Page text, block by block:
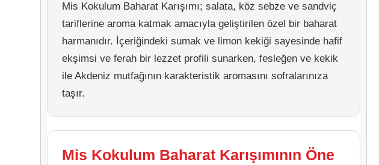
Mis Kokulum Baharat Karışımı; salata, köz sebze ve sandviç
tariflerine aroma katmak amacıyla geliştirilen özel bir baharat
harmanıdır. İçeriğindeki sumak ve limon kekiği sayesinde hafif
ekşimsi ve ferah bir lezzet profili sunarken, fesleğen ve kekik
ile Akdeniz mutfağının karakteristik aromasını sofralarınıza
taşır.
Mis Kokulum Baharat Karışımının Öne